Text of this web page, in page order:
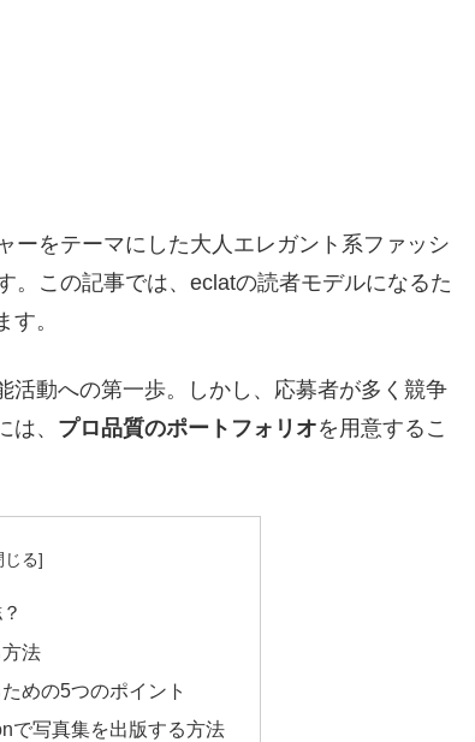
ーをテーマにした大人エレガント系ファッシ
。この記事では、eclatの読者モデルになるた
。
動への第一歩。しかし、応募者が多く競争
、 プロ品質のポートフォリオを用意するこ
法
めの5つのポイント
で写真集を出版する方法